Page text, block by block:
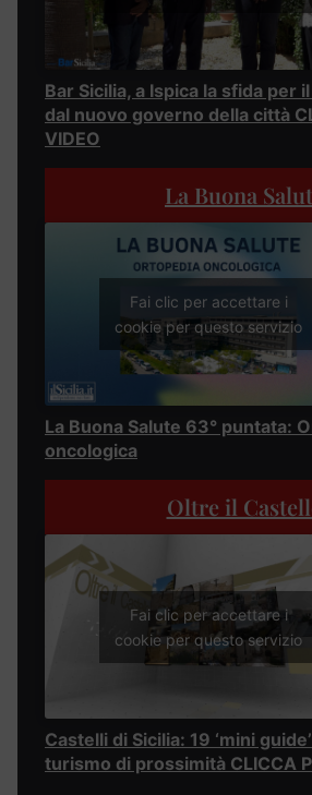
Bar Sicilia, a Ispica la sfida per
dal nuovo governo della città
VIDEO
La Buona
Fai clic per accettare i
cookie per questo servizio
La Buona Salute 63° puntata:
oncologica
Oltre il
Fai clic per accettare i
cookie per questo servizio
Castelli di Sicilia: 19 ‘mini
turismo di prossimità CLICCA